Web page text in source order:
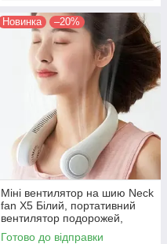
Новинка –20%
Міні вентилятор на шию Neck
fan X5 Білий, портативний
вентилятор подорожей,
будинку чи офісу
Готово до відправки